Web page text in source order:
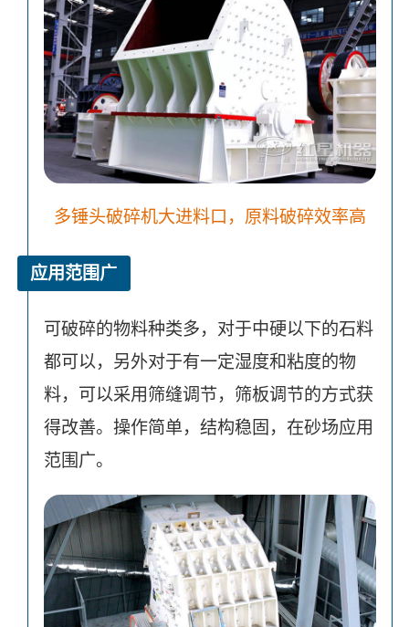
多锤头破碎机大进料口，原料破碎效率高
应用范围广
可破碎的物料种类多，对于中硬以下的石料
都可以，另外对于有一定湿度和粘度的物
料，可以采用筛缝调节，筛板调节的方式获
得改善。操作简单，结构稳固，在砂场应用
范围广。